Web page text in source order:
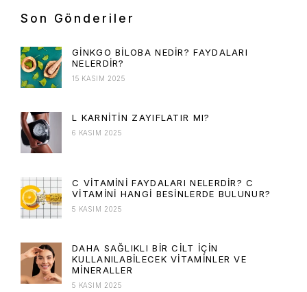
Son Gönderiler
GINKGO BILOBA NEDIR? FAYDALARI
NELERDIR?
15 KASIM 2025
L KARNITIN ZAYIFLATIR MI?
6 KASIM 2025
C VITAMINI FAYDALARI NELERDIR? C
VITAMINI HANGI BESINLERDE BULUNUR?
5 KASIM 2025
DAHA SAĞLIKLI BIR CILT İÇIN
KULLANILABILECEK VITAMINLER VE
MINERALLER
5 KASIM 2025